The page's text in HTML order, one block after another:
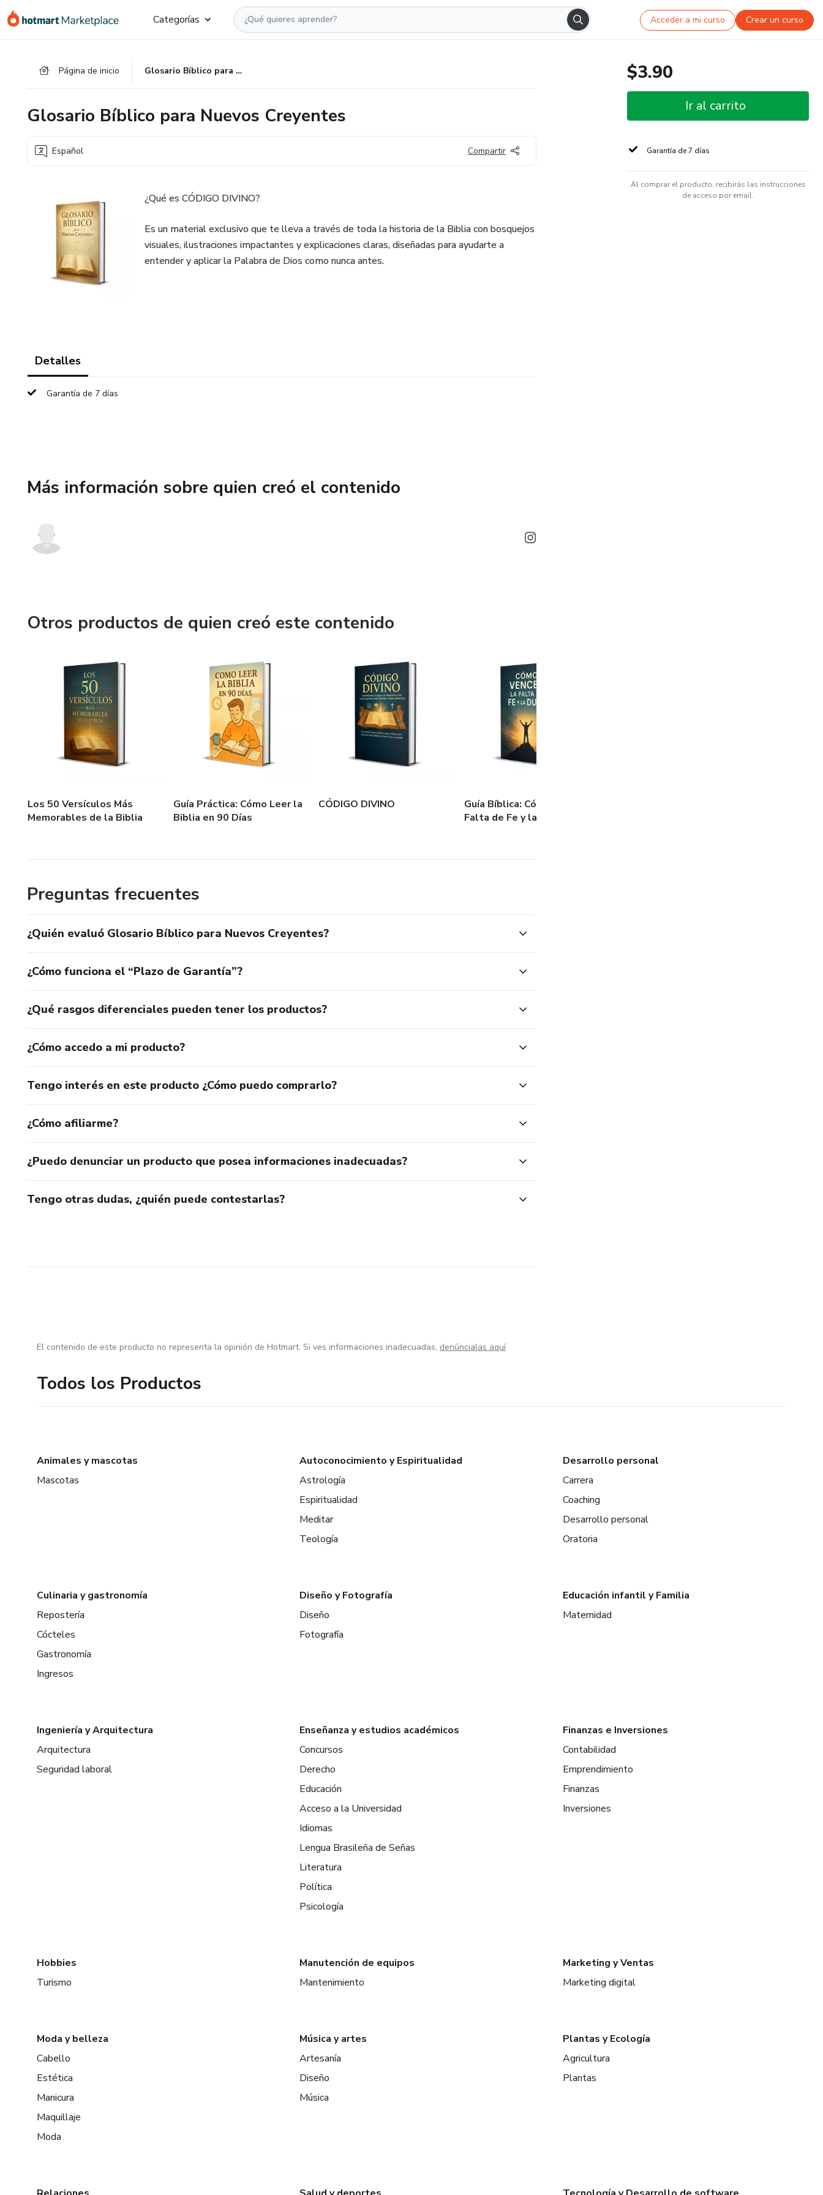
Categorías Acceder a mi curso Crear un curso
Página de inicio Glosario Bíblico para Nuevos Creyentes
Glosario Bíblico para Nuevos Creyentes
Español Compartir
¿Qué es CÓDIGO DIVINO?
Es un material exclusivo que te lleva a través de toda la historia de la Biblia con bosquejos
visuales, ilustraciones impactantes y explicaciones claras, diseñadas para ayudarte a
entender y aplicar la Palabra de Dios como nunca antes.
Detalles
Garantía de 7 días
Más información sobre quien creó el contenido
Otros productos de quien creó este contenido
Los 50 Versículos Más
Memorables de la Biblia
Guía Práctica: Cómo Leer la
Biblia en 90 Días
CÓDIGO DIVINO
Guía Bíblica: Cómo Vencer la
Falta de Fe y la Duda
Preguntas frecuentes
¿Quién evaluó Glosario Bíblico para Nuevos Creyentes?
¿Cómo funciona el “Plazo de Garantía”?
¿Qué rasgos diferenciales pueden tener los productos?
¿Cómo accedo a mi producto?
Tengo interés en este producto ¿Cómo puedo comprarlo?
¿Cómo afiliarme?
¿Puedo denunciar un producto que posea informaciones inadecuadas?
Tengo otras dudas, ¿quién puede contestarlas?
$3.90
Ir al carrito
Garantía de 7 días
Al comprar el producto, recibirás las instrucciones
de acceso por email.
El contenido de este producto no representa la opinión de Hotmart. Si ves informaciones inadecuadas, denúncialas aquí
Todos los Productos
Animales y mascotas
Mascotas
Autoconocimiento y Espiritualidad
Astrología
Espiritualidad
Meditar
Teología
Desarrollo personal
Carrera
Coaching
Desarrollo personal
Oratoria
Culinaria y gastronomía
Repostería
Cócteles
Gastronomía
Ingresos
Diseño y Fotografía
Diseño
Fotografía
Educación infantil y Familia
Maternidad
Ingeniería y Arquitectura
Arquitectura
Seguridad laboral
Enseñanza y estudios académicos
Concursos
Derecho
Educación
Acceso a la Universidad
Idiomas
Lengua Brasileña de Señas
Literatura
Política
Psicología
Finanzas e Inversiones
Contabilidad
Emprendimiento
Finanzas
Inversiones
Hobbies
Turismo
Manutención de equipos
Mantenimiento
Marketing y Ventas
Marketing digital
Moda y belleza
Cabello
Estética
Manicura
Maquillaje
Moda
Música y artes
Artesanía
Diseño
Música
Plantas y Ecología
Agricultura
Plantas